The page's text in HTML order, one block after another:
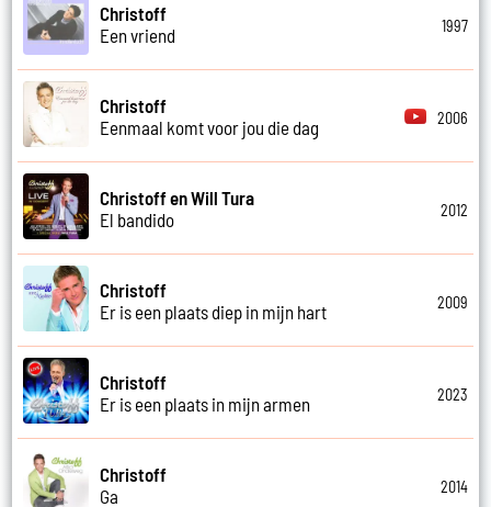
Christoff
Een vriend
1997
Christoff
Eenmaal komt voor jou die dag
2006
Christoff en Will Tura
El bandido
2012
Christoff
Er is een plaats diep in mijn hart
2009
Christoff
Er is een plaats in mijn armen
2023
Christoff
Ga
2014